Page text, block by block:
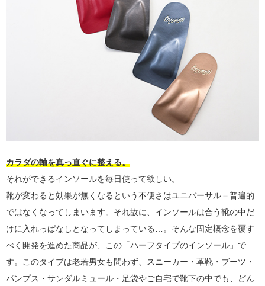
カラダの軸を真っ直ぐに整える。
それができるインソールを毎日使って欲しい。
靴が変わると効果が無くなるという不便さはユニバーサル＝普遍的
ではなくなってしまいます。それ故に、インソールは合う靴の中だ
けに入れっぱなしとなってしまっている…。そんな固定概念を覆す
べく開発を進めた商品が、この「ハーフタイプのインソール」で
す。このタイプは老若男女も問わず、スニーカー・革靴・ブーツ・
パンプス・サンダルミュール・足袋やご自宅で靴下の中でも、どん